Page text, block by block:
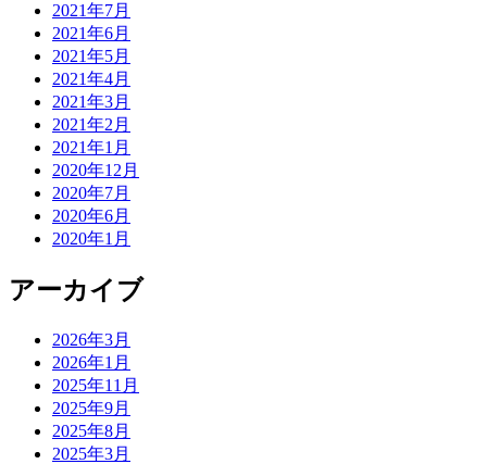
2021年7月
2021年6月
2021年5月
2021年4月
2021年3月
2021年2月
2021年1月
2020年12月
2020年7月
2020年6月
2020年1月
アーカイブ
2026年3月
2026年1月
2025年11月
2025年9月
2025年8月
2025年3月